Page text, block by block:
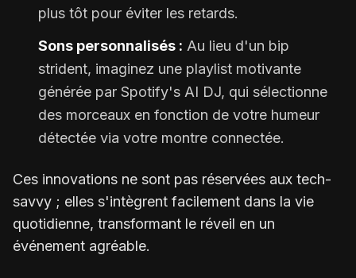
plus tôt pour éviter les retards.
Sons personnalisés : Au lieu d'un bip
strident, imaginez une playlist motivante
générée par Spotify's AI DJ, qui sélectionne
des morceaux en fonction de votre humeur
détectée via votre montre connectée.
Ces innovations ne sont pas réservées aux tech-
savvy ; elles s'intègrent facilement dans la vie
quotidienne, transformant le réveil en un
événement agréable.